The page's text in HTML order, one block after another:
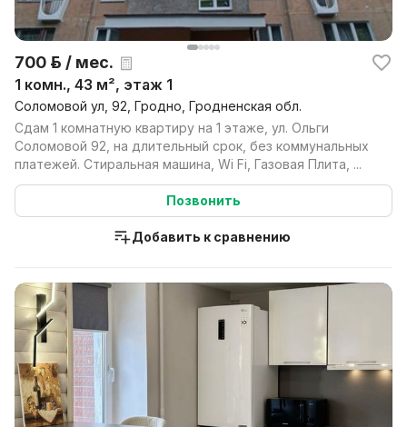
700 р. / мес.
1 комн., 43 м², этаж 1
Соломовой ул, 92, Гродно, Гродненская обл.
Сдам 1 комнатную квартиру на 1 этаже, ул. Ольги
Соломовой 92, на длительный срок, без коммунальных
платежей. Стиральная машина, Wi Fi, Газовая Плита, ...
Позвонить
Добавить к сравнению